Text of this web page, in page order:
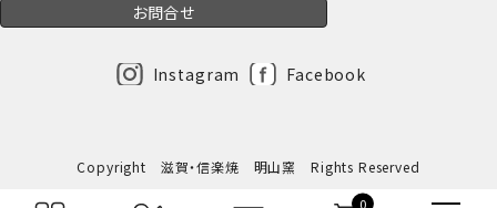
0
お問合せ
Instagram Facebook
Copyright 滋賀・信楽焼 明山窯 Rights Reserved